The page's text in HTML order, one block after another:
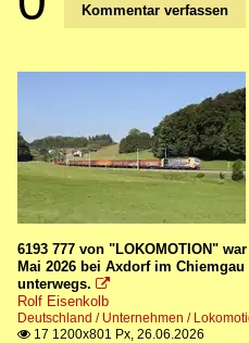
Kommentar verfassen
6193 777 von "LOKOMOTION"
Mai 2026 bei Axdorf im
unterwegs. 
Rolf Eisenkolb
Deutschland / Unternehmen /
 17 1200x801 Px, 26.06.2026